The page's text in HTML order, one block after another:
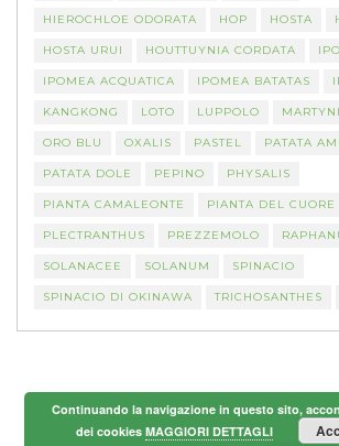
HIEROCHLOE ODORATA HOP HOSTA
HOSTA URUI HOUTTUYNIA CORDATA
IPOMEA ACQUATICA IPOMEA BATATAS
KANGKONG LOTO LUPPOLO
ORO BLU OXALIS PASTEL PATATA
PATATA DOLE PEPINO PHYSALIS
PIANTA CAMALEONTE PIANTA DEL CUORE
PLECTRANTHUS PREZZEMOLO
SOLANACEE SOLANUM SPINACIO
SPINACIO DI OKINAWA TRICHOSANTHES
Continuando la navigazione in questo sito,
dei cookiesMAGGIORI DETTAGLI